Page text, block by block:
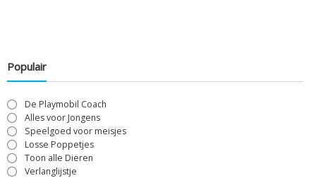
Populair
De Playmobil Coach
Alles voor Jongens
Speelgoed voor meisjes
Losse Poppetjes
Toon alle Dieren
Verlanglijstje